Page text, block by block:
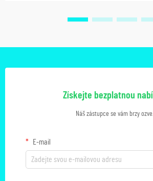
Získejte bezplatnou
Náš zástupce se vám brzy ozve.
E-mail